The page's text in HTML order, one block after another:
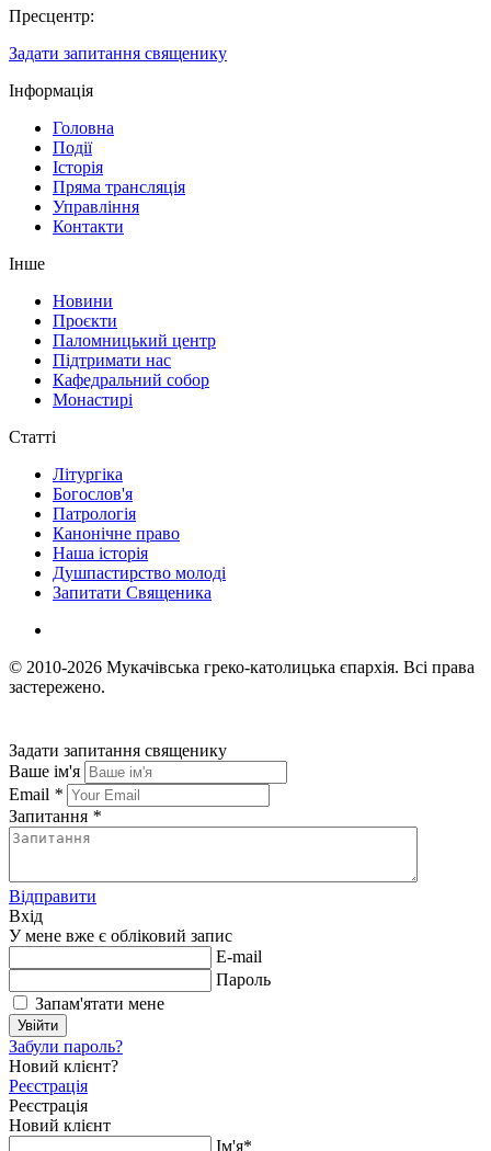
Пресцентр:
Задати запитання священику
Інформація
Головна
Події
Історія
Пряма трансляція
Управління
Контакти
Інше
Новини
Проєкти
Паломницький центр
Підтримати нас
Кафедральний собор
Монастирі
Статті
Літургіка
Богослов'я
Патрологія
Канонічне право
Наша історія
Душпастирство молоді
Запитати Священика
© 2010-2026 Мукачівська греко-католицька єпархія. Всі права
застережено.
Задати запитання священику
Ваше ім'я
Email *
Запитання *
Відправити
Вхід
У мене вже є обліковий запис
E-mail
Пароль
Запам'ятати мене
Увійти
Забули пароль?
Новий клієнт?
Реєстрація
Реєстрація
Новий клієнт
Ім'я*